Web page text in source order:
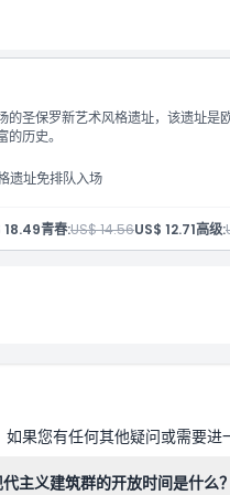
的圣保罗新艺术风格遗址，该遗址
历史。
遗址免排队入场
18.49青春:US$ 14.56US$ 12.71高级:
如果您有任何其他疑问或需要
主义建筑群的开放时间是什么？